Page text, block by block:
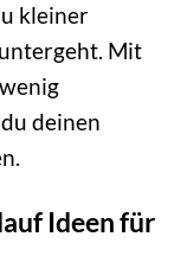
kleiner
Mit
deinen
Ideen für